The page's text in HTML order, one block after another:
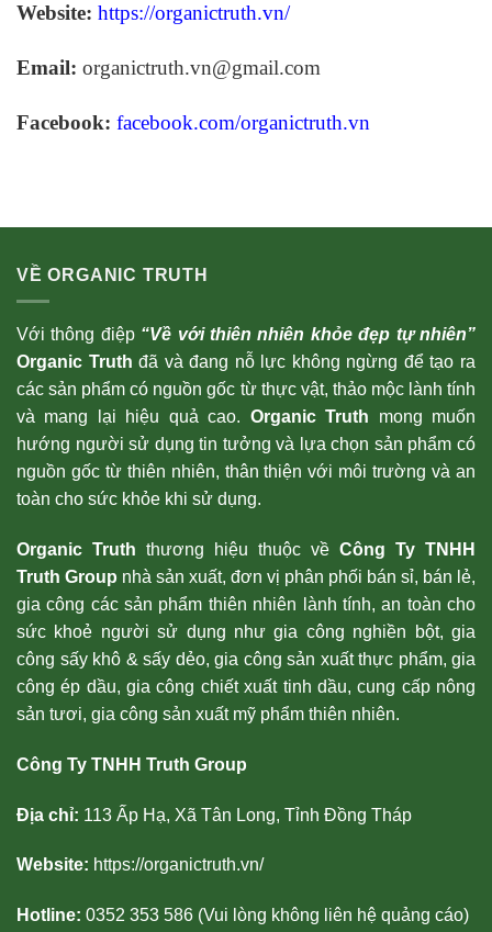
Website: https://organictruth.vn/
Email: organictruth.vn@gmail.com
Facebook: facebook.com/organictruth.vn
VỀ ORGANIC TRUTH
Với thông điệp “Về với thiên nhiên khỏe đẹp tự nhiên”
Organic Truth đã và đang nỗ lực không ngừng để tạo ra
các sản phẩm có nguồn gốc từ thực vật, thảo mộc lành tính
và mang lại hiệu quả cao. Organic Truth mong muốn
hướng người sử dụng tin tưởng và lựa chọn sản phẩm có
nguồn gốc từ thiên nhiên, thân thiện với môi trường và an
toàn cho sức khỏe khi sử dụng.
Organic Truth thương hiệu thuộc về Công Ty TNHH
Truth Group nhà sản xuất, đơn vị phân phối bán sỉ, bán lẻ,
gia công các sản phẩm thiên nhiên lành tính, an toàn cho
sức khoẻ người sử dụng như gia công nghiền bột, gia
công sấy khô & sấy dẻo, gia công sản xuất thực phẩm, gia
công ép dầu, gia công chiết xuất tinh dầu, cung cấp nông
sản tươi, gia công sản xuất mỹ phẩm thiên nhiên.
Công Ty TNHH Truth Group
Địa chỉ: 113 Ấp Hạ, Xã Tân Long, Tỉnh Đồng Tháp
Website: https://organictruth.vn/
Hotline: 0352 353 586 (Vui lòng không liên hệ quảng cáo)